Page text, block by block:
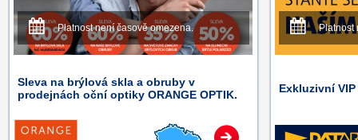
Platnost není časově omezena.
Sleva na brýlová skla a obruby v
prodejnách oční optiky ORANGE OPTIK.
Platnost
Exkluzivní VIP